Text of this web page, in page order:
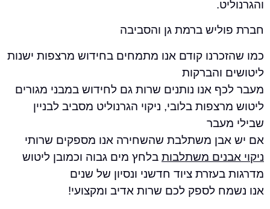
ברמת גן והסביבה
קודם אנו מתמחים בחידוש מרצפות ישנות
והברקות
אנו נותנים שרות גם לחידוש במבני מגורים
בלובי, ניקוי הגרנוליט מסביב לבניין
משתלבת שהשחירה אנו מספקים שרותי
משתלבותבלחץ מים גבוה וכמובן ליטוש
ציוד חדשני ונסיון של שנים
לספק לכם שרות אדיב ומקצועי!